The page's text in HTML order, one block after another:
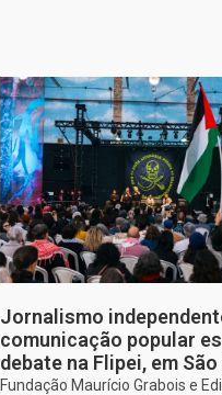
Jornalismo
comunicação popular
debate na Flipei, em
Fundação Maurício Grabois e